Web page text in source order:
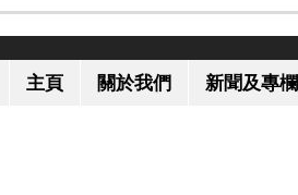
主頁 關於我們 新聞及專欄